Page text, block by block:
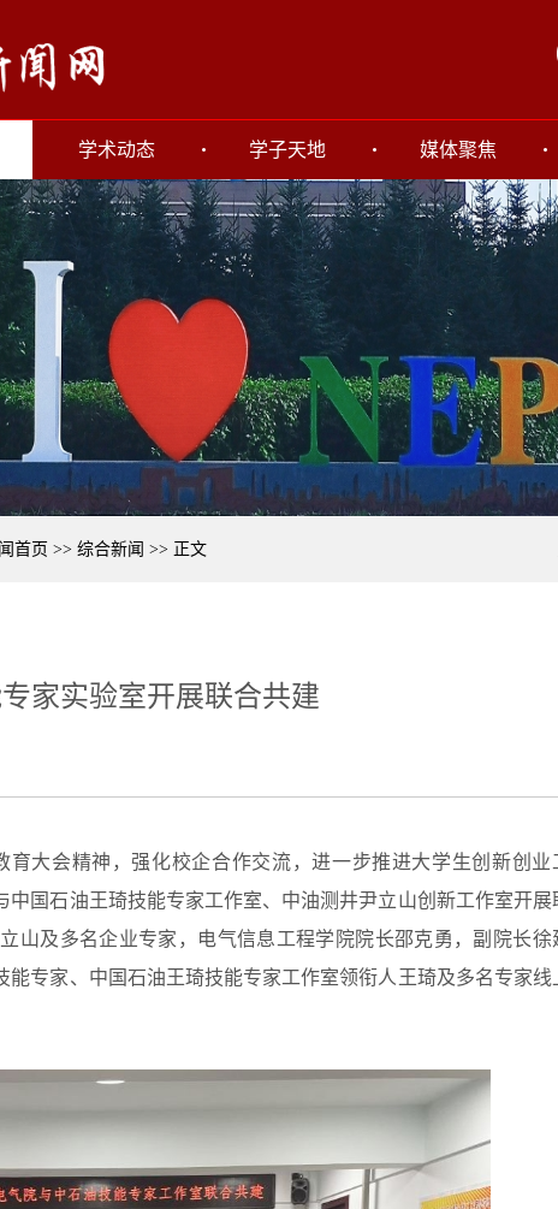
学术动态 学子天地 媒体聚焦
首页 >> 综合新闻 >> 正文
家实验室开展联合共建
育大会精神，强化校企合作交流，进一步推进大学生创新创业
国石油王琦技能专家工作室、中油测井尹立山创新工作室开展
山及多名企业专家，电气信息工程学院院长邵克勇，副院长徐
专家、中国石油王琦技能专家工作室领衔人王琦及多名专家线